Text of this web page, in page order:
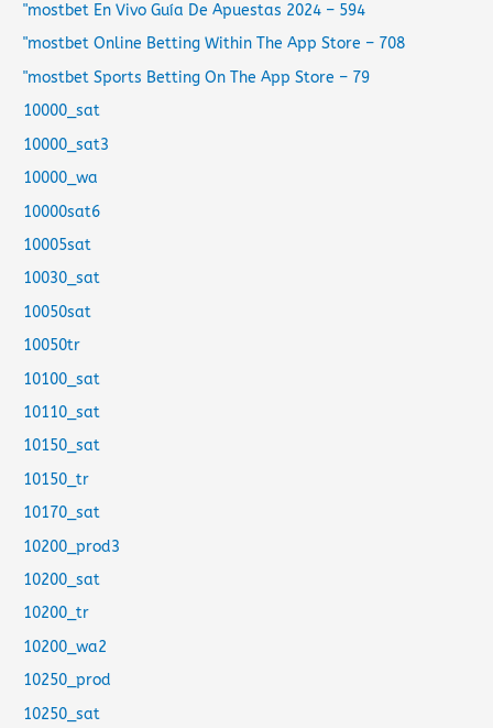
"mostbet En Vivo Guía De Apuestas 2024 – 594
"‎mostbet Online Betting Within The App Store – 708
"‎mostbet Sports Betting On The App Store – 79
10000_sat
10000_sat3
10000_wa
10000sat6
10005sat
10030_sat
10050sat
10050tr
10100_sat
10110_sat
10150_sat
10150_tr
10170_sat
10200_prod3
10200_sat
10200_tr
10200_wa2
10250_prod
10250_sat